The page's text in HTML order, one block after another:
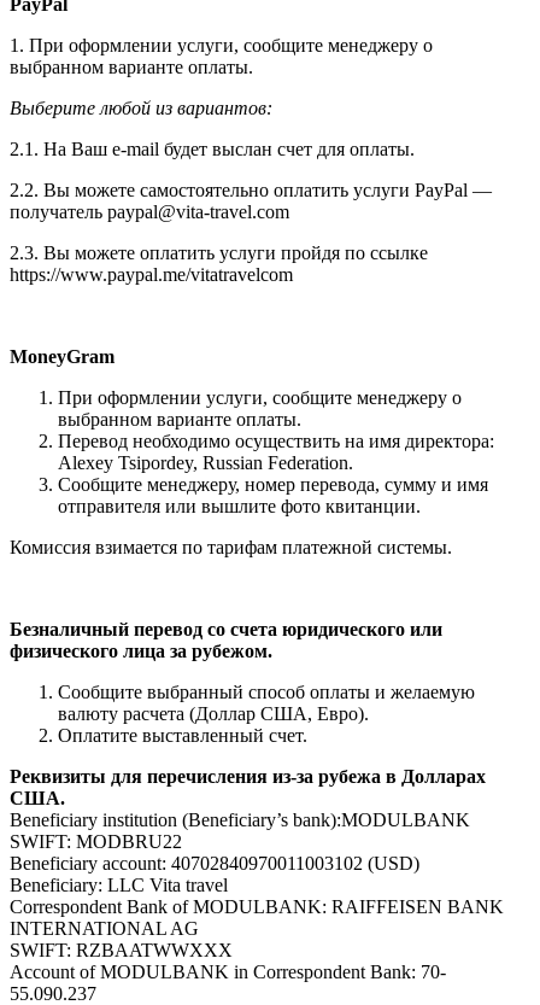
1. При оформлении услуги, сообщите менеджеру о
выбранном варианте оплаты.
Выберите любой из вариантов:
2.1. На Ваш e-mail будет выслан счет для оплаты.
2.2. Вы можете самостоятельно оплатить услуги PayPal —
получатель paypal@vita-travel.com
2.3. Вы можете оплатить услуги пройдя по ссылке
https://www.paypal.me/vitatravelcom
MoneyGram
При оформлении услуги, сообщите менеджеру о
выбранном варианте оплаты.
Перевод необходимо осуществить на имя директора:
Alexey Tsipordey, Russian Federation.
Сообщите менеджеру, номер перевода, сумму и имя
отправителя или вышлите фото квитанции.
Комиссия взимается по тарифам платежной системы.
Безналичный перевод со счета юридического или
физического лица за рубежом.
Сообщите выбранный способ оплаты и желаемую
валюту расчета (Доллар США, Евро).
Оплатите выставленный счет.
Реквизиты для перечисления из-за рубежа в Долларах
США.
Beneficiary institution (Beneficiary’s bank):MODULBANK
SWIFT: MODBRU22
Beneficiary account: 40702840970011003102 (USD)
Beneficiary: LLC Vita travel
Correspondent Bank of MODULBANK: RAIFFEISEN BANK
INTERNATIONAL AG
SWIFT: RZBAATWWXXX
Account of MODULBANK in Correspondent Bank: 70-
55.090.237